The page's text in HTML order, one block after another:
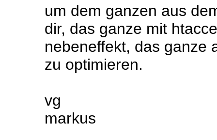
um dem ganzen aus
dir, das ganze mit
nebeneffekt, das ganze
zu optimieren.
vg
markus